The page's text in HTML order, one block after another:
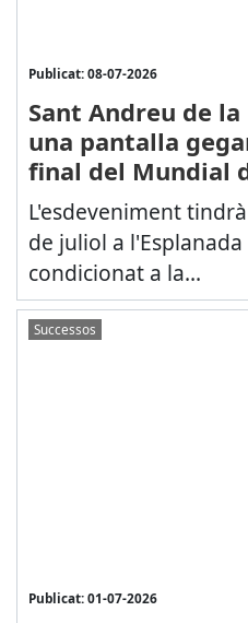
Publicat: 08-07-2026
Sant Andreu de la
una pantalla
final del Mundial
L'esdeveniment
de juliol a
condicionat a la...
Successos
Publicat: 01-07-2026